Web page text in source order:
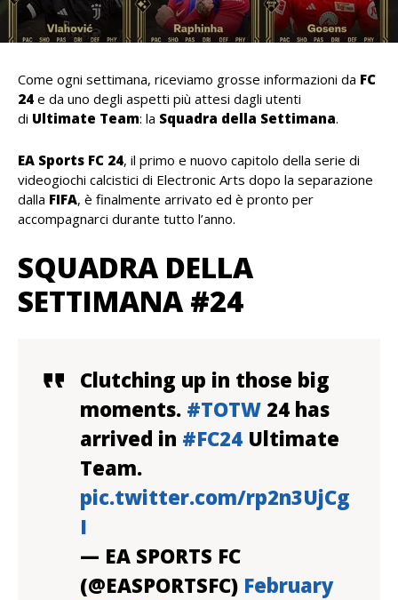
Come ogni settimana, riceviamo grosse informazioni da FC
24 e da uno degli aspetti più attesi dagli utenti
di Ultimate Team: la Squadra della Settimana.
EA Sports FC 24, il primo e nuovo capitolo della serie di
videogiochi calcistici di Electronic Arts dopo la separazione
dalla FIFA, è finalmente arrivato ed è pronto per
accompagnarci durante tutto l’anno.
SQUADRA DELLA
SETTIMANA #24
Clutching up in those big
moments. #TOTW 24 has
arrived in #FC24 Ultimate
Team.
pic.twitter.com/rp2n3UjCg
I
— EA SPORTS FC
(@EASPORTSFC) February